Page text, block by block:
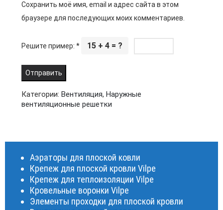
Сохранить моё имя, email и адрес сайта в этом
браузере для последующих моих комментариев.
Решите пример: * 15 + 4 = ?
Категории: Вентиляция, Наружные
вентиляционные решетки
Аэраторы для плоской ковли
Крепеж для плоской кровли Vilpe
Крепеж для теплоизоляции Vilpe
Кровельные воронки Vilpe
Элементы проходки для плоской кровли